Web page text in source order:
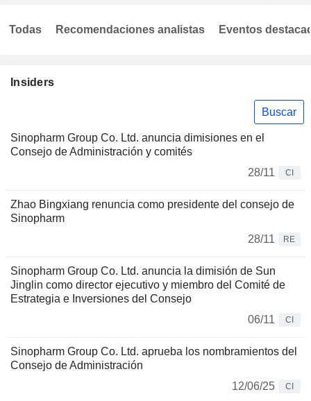
Insiders
Buscar
Sinopharm Group Co. Ltd. anuncia dimisiones en el
Consejo de Administración y comités
28/11
CI
Zhao Bingxiang renuncia como presidente del consejo de
Sinopharm
28/11
RE
Sinopharm Group Co. Ltd. anuncia la dimisión de Sun
Jinglin como director ejecutivo y miembro del Comité de
Estrategia e Inversiones del Consejo
06/11
CI
Sinopharm Group Co. Ltd. aprueba los nombramientos del
Consejo de Administración
12/06/25
CI
Todas Recomendaciones analistas Eventos